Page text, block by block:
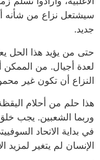
جديد.
حتى من يؤيد هذا الحل
لعدة أجيال. من الممكن
النزاع أن تكون غير
هذا حلم من أحلام
وربما الشعبين. يجب
في بداية الاتحاد
الإنسان لم يتغير لمزيد